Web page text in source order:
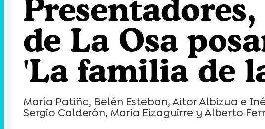
de La Osa
'La familia de
María Patiño, Belén Esteban, Aitor Albizua e
Sergio Calderón, María Eizaguirre y Alberto